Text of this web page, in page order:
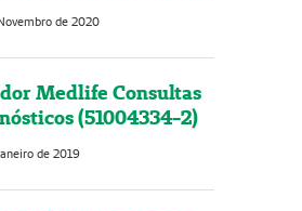
de 2020
Medlife Consultas
(51004334-2)
de 2019